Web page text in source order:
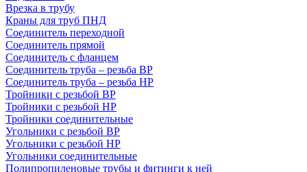
Врезка в трубу
Краны для труб ПНД
Соединитель переходной
Соединитель прямой
Соединитель с фланцем
Соединитель труба – резьба ВР
Соединитель труба – резьба НР
Тройники с резьбой ВР
Тройники с резьбой НР
Тройники соединительные
Угольники с резьбой ВР
Угольники с резьбой НР
Угольники соединительные
Полипропиленовые трубы и фитинги к ней